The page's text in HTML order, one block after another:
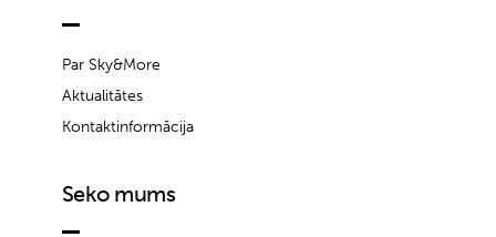
Par Sky&More
Aktualitātes
Kontaktinformācija
Seko mums